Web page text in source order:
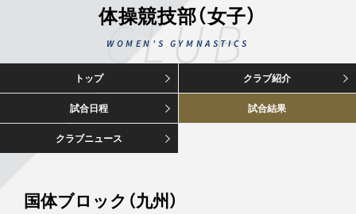
体操競技部（女子）
WOMEN'S GYMNASTICS
CLUB
トップ クラブ紹介
試合日程 試合結果
クラブニュース
国体ブロック（九州）